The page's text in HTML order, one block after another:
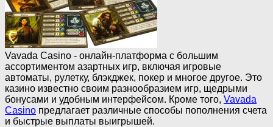
Vavada Casino - онлайн-платформа с большим
ассортиментом азартных игр, включая игровые
автоматы, рулетку, блэкджек, покер и многое другое. Это
казино известно своим разнообразием игр, щедрыми
бонусами и удобным интерфейсом. Кроме того, Vavada
Casino предлагает различные способы пополнения счета
и быстрые выплаты выигрышей.